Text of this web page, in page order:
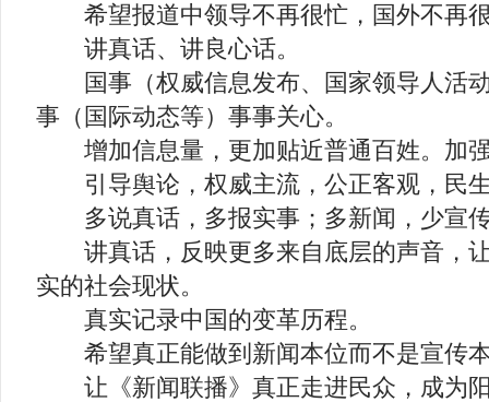
希望报道中领导不再很忙，国外不再
讲真话、讲良心话。
国事（权威信息发布、国家领导人活
事（国际动态等）事事关心。
增加信息量，更加贴近普通百姓。加
引导舆论，权威主流，公正客观，民
多说真话，多报实事；多新闻，少宣
讲真话，反映更多来自底层的声音，
实的社会现状。
真实记录中国的变革历程。
希望真正能做到新闻本位而不是宣传
让《新闻联播》真正走进民众，成为